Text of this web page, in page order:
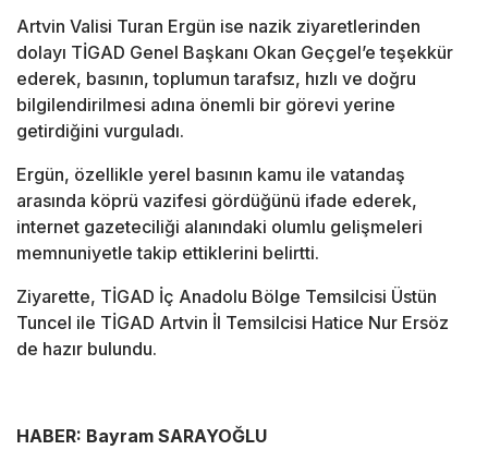
Artvin Valisi Turan Ergün ise nazik ziyaretlerinden
dolayı TİGAD Genel Başkanı Okan Geçgel’e teşekkür
ederek, basının, toplumun tarafsız, hızlı ve doğru
bilgilendirilmesi adına önemli bir görevi yerine
getirdiğini vurguladı.
Ergün, özellikle yerel basının kamu ile vatandaş
arasında köprü vazifesi gördüğünü ifade ederek,
internet gazeteciliği alanındaki olumlu gelişmeleri
memnuniyetle takip ettiklerini belirtti.
Ziyarette, TİGAD İç Anadolu Bölge Temsilcisi Üstün
Tuncel ile TİGAD Artvin İl Temsilcisi Hatice Nur Ersöz
de hazır bulundu.
HABER: Bayram SARAYOĞLU